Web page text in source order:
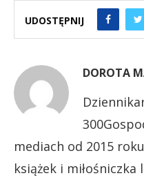
UDOSTĘPNIJ
DOROTA
mediach od 2015
książek i